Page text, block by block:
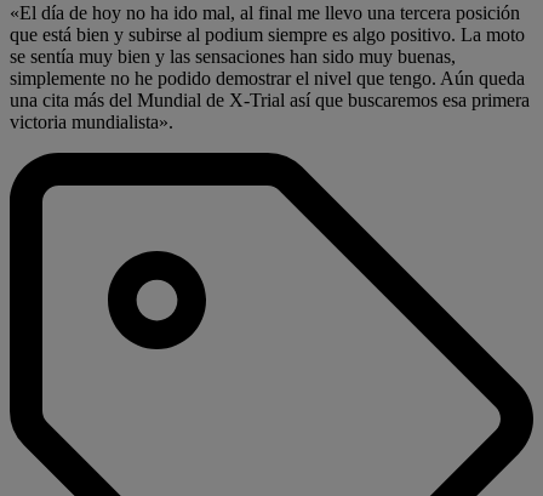
«El día de hoy no ha ido mal, al final me llevo una tercera posición
que está bien y subirse al podium siempre es algo positivo. La moto
se sentía muy bien y las sensaciones han sido muy buenas,
simplemente no he podido demostrar el nivel que tengo. Aún queda
una cita más del Mundial de X-Trial así que buscaremos esa primera
victoria mundialista».